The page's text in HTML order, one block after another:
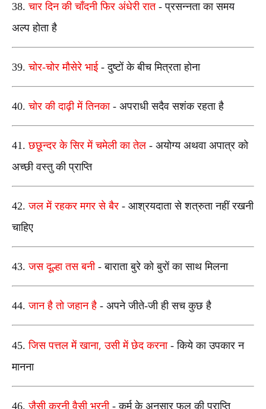
38.चार दिन की चाँदनी फिर अंधेरी रात - प्रसन्नता का समय
अल्प होता है
39.चोर-चोर मौसेरे भाई - दुष्टों के बीच मित्रता होना
40.चोर की दाढ़ी में तिनका - अपराधी सदैव सशंक रहता है
41.छछून्दर के सिर में चमेली का तेल - अयोग्य अथवा अपात्र को
अच्छी वस्तु की प्राप्ति
42.जल में रहकर मगर से बैर - आश्रयदाता से शत्रुता नहीं रखनी
चाहिए
43.जस दूल्हा तस बनी - बाराता बुरे को बुरों का साथ मिलना
44.जान है तो जहान है - अपने जीते-जी ही सच कुछ है
45.जिस पत्तल में खाना,उसी में छेद करना - किये का उपकार न
मानना
46.जैसी करनी वैसी भरनी - कर्म के अनुसार फल की प्राप्ति